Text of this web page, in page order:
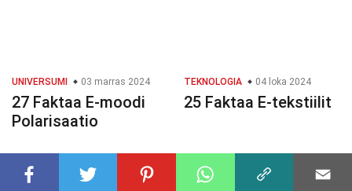
UNIVERSUMI 03 marras 2024
27 Faktaa E-moodi
Polarisaatio
TEKNOLOGIA 04 loka 2024
25 Faktaa E-tekstiilit